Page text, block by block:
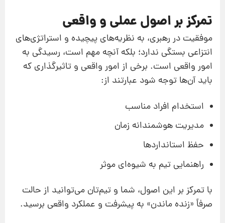
تمرکز بر اصول عملی و واقعی
موفقیت در رهبری، به نظریه‌های پیچیده و استراتژی‌های
انتزاعی بستگی ندارد؛ بلکه آنچه مهم است، رسیدگی به
امور واقعی است. برخی از امور واقعی و تاثیرگذاری که
باید آن‌ها توجه شود عبارتند از:
استخدام افراد مناسب
مدیریت هوشمندانه زمان
حفظ استانداردها
راهنمایی تیم به شیوه‌ای موثر
با تمرکز بر این اصول، شما و تیم‌تان می‌توانید از حالت
صرفاً «زنده ماندن» به پیشرفت و عملکرد واقعی برسید.